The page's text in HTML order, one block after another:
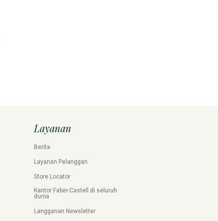
Layanan
Berita
Layanan Pelanggan
Store Locator
Kantor Faber-Castell di seluruh
dunia
Langganan Newsletter